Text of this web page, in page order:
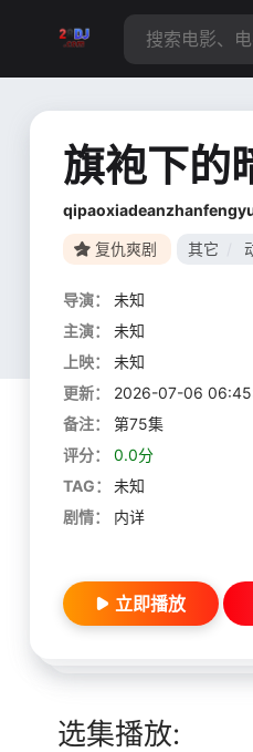
旗袍下的
复仇爽剧 其它
导演：
未知
主演：
未知
上映：
未知
更新：
2026-07-06
备注：
第75集
评分：
0.0分
TAG：
未知
剧情：
内详
立即播放
选集播放: